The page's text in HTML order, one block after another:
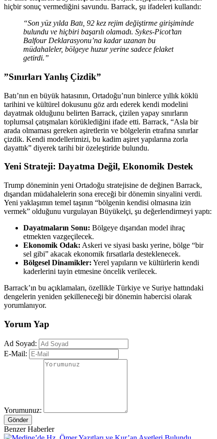
hiçbir sonuç vermediğini savundu. Barrack, şu ifadeleri kullandı:
“Son yüz yılda Batı, 92 kez rejim değiştirme girişiminde
bulundu ve hiçbiri başarılı olamadı. Sykes-Picot’tan
Balfour Deklarasyonu’na kadar uzanan bu
müdahaleler, bölgeye huzur yerine sadece felaket
getirdi.”
​”Sınırları Yanlış Çizdik”
​Batı’nın en büyük hatasının, Ortadoğu’nun binlerce yıllık köklü
tarihini ve kültürel dokusunu göz ardı ederek kendi modelini
dayatmak olduğunu belirten Barrack, çizilen yapay sınırların
toplumsal çatışmaları körüklediğini ifade etti. Barrack, “Asla bir
arada olmaması gereken aşiretlerin ve bölgelerin etrafına sınırlar
çizdik. Kendi modellerimizi, bu kadim aşiret yapılarına zorla
dayattık” diyerek tarihi bir özeleştiride bulundu.
​Yeni Strateji: Dayatma Değil, Ekonomik Destek
​Trump döneminin yeni Ortadoğu stratejisine de değinen Barrack,
dışarıdan müdahalelerin sona ereceği bir dönemin sinyalini verdi.
Yeni yaklaşımın temel taşının “bölgenin kendisi olmasına izin
vermek” olduğunu vurgulayan Büyükelçi, şu değerlendirmeyi yaptı:
Dayatmaların Sonu: Bölgeye dışarıdan model ihraç
etmekten vazgeçilecek.
Ekonomik Odak: Askeri ve siyasi baskı yerine, bölge “bir
sel gibi” akacak ekonomik fırsatlarla desteklenecek.
Bölgesel Dinamikler: Yerel yapıların ve kültürlerin kendi
kaderlerini tayin etmesine öncelik verilecek.
​Barrack’ın bu açıklamaları, özellikle Türkiye ve Suriye hattındaki
dengelerin yeniden şekilleneceği bir dönemin habercisi olarak
yorumlanıyor.
Yorum Yap
Ad Soyad:
E-Mail:
Yorumunuz:
Gönder
Benzer Haberler